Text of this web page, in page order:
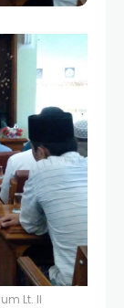
Lt. II